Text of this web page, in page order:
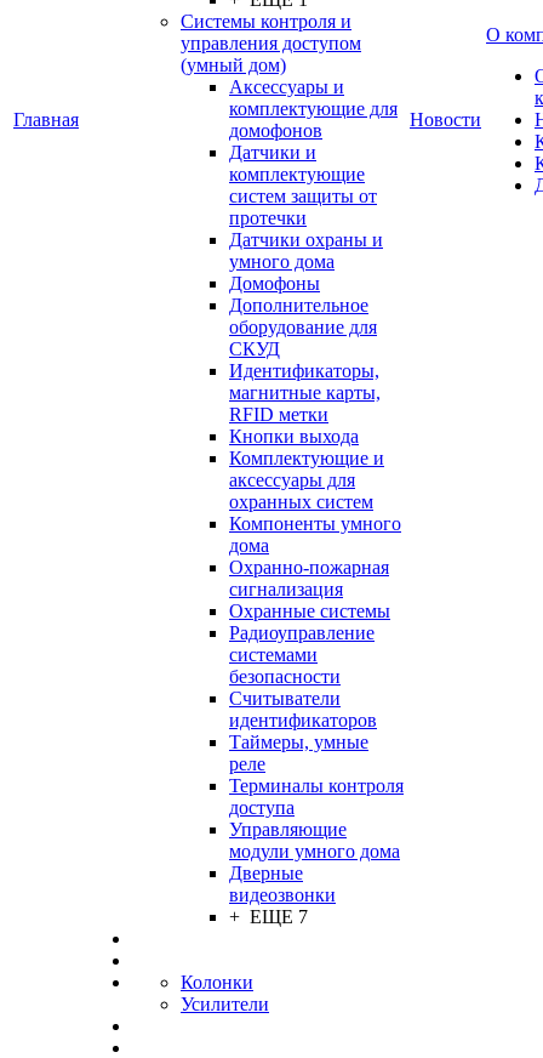
Главная
Системы контроля и
управления доступом
(умный дом)
Аксессуары и
комплектующие для
домофонов
Датчики и
комплектующие
систем защиты от
протечки
Датчики охраны и
умного дома
Домофоны
Дополнительное
оборудование для
СКУД
Идентификаторы,
магнитные карты,
RFID метки
Кнопки выхода
Комплектующие и
аксессуары для
охранных систем
Компоненты умного
дома
Охранно-пожарная
сигнализация
Охранные системы
Радиоуправление
системами
безопасности
Считыватели
идентификаторов
Таймеры, умные
реле
Терминалы контроля
доступа
Управляющие
модули умного дома
Дверные
видеозвонки
+ ЕЩЕ 7
Колонки
Усилители
Новости
О